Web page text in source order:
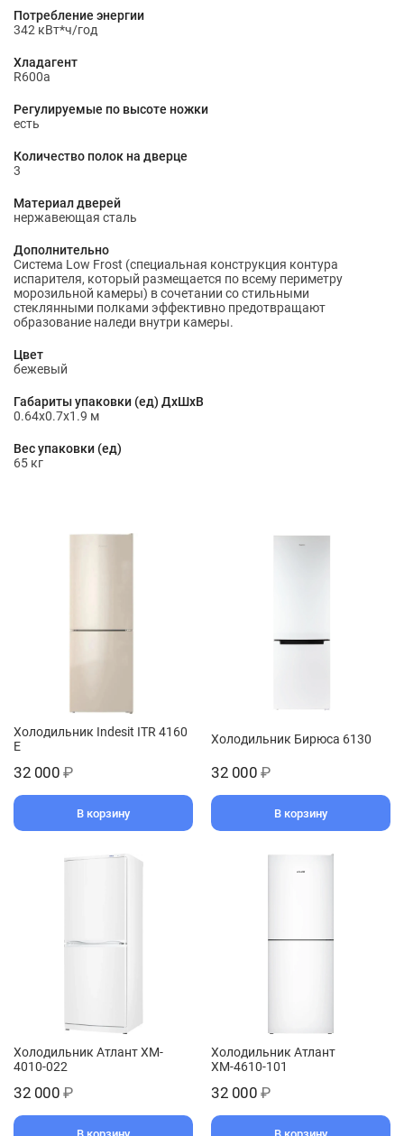
Потребление энергии
342 кВт*ч/год
Хладагент
R600a
Регулируемые по высоте ножки
есть
Количество полок на дверце
3
Материал дверей
нержавеющая сталь
Дополнительно
Система Low Frost (специальная конструкция контура
испарителя, который размещается по всему периметру
морозильной камеры) в сочетании со стильными
стеклянными полками эффективно предотвращают
образование наледи внутри камеры.
Цвет
бежевый
Габариты упаковки (ед) ДхШхВ
0.64x0.7x1.9 м
Вес упаковки (ед)
65 кг
Холодильник Indesit ITR 4160
E
32 000 ₽
В корзину
Холодильник Бирюса 6130
32 000 ₽
В корзину
Холодильник Атлант XM-
4010-022
32 000 ₽
В корзину
Холодильник Атлант
ХМ-4610-101
32 000 ₽
В корзину